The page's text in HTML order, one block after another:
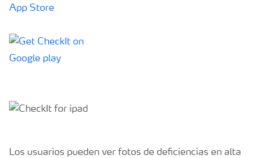
Los usuarios pueden ver fotos de deficiencias en alta